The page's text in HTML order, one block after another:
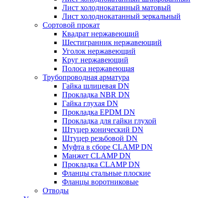
Лист холоднокатанный матовый
Лист холоднокатанный зеркальный
Сортовой прокат
Квадрат нержавеющий
Шестигранник нержавеющий
Уголок нержавеющий
Круг нержавеющий
Полоса нержавеющая
Трубопроводная арматура
Гайка шлицевая DN
Прокладка NBR DN
Гайка глухая DN
Прокладка EPDM DN
Прокладка для гайки глухой
Штуцер конический DN
Штуцер резьбовой DN
Муфта в сборе CLAMP DN
Манжет CLAMP DN
Прокладка CLAMP DN
Фланцы стальные плоские
Фланцы воротниковые
Отводы